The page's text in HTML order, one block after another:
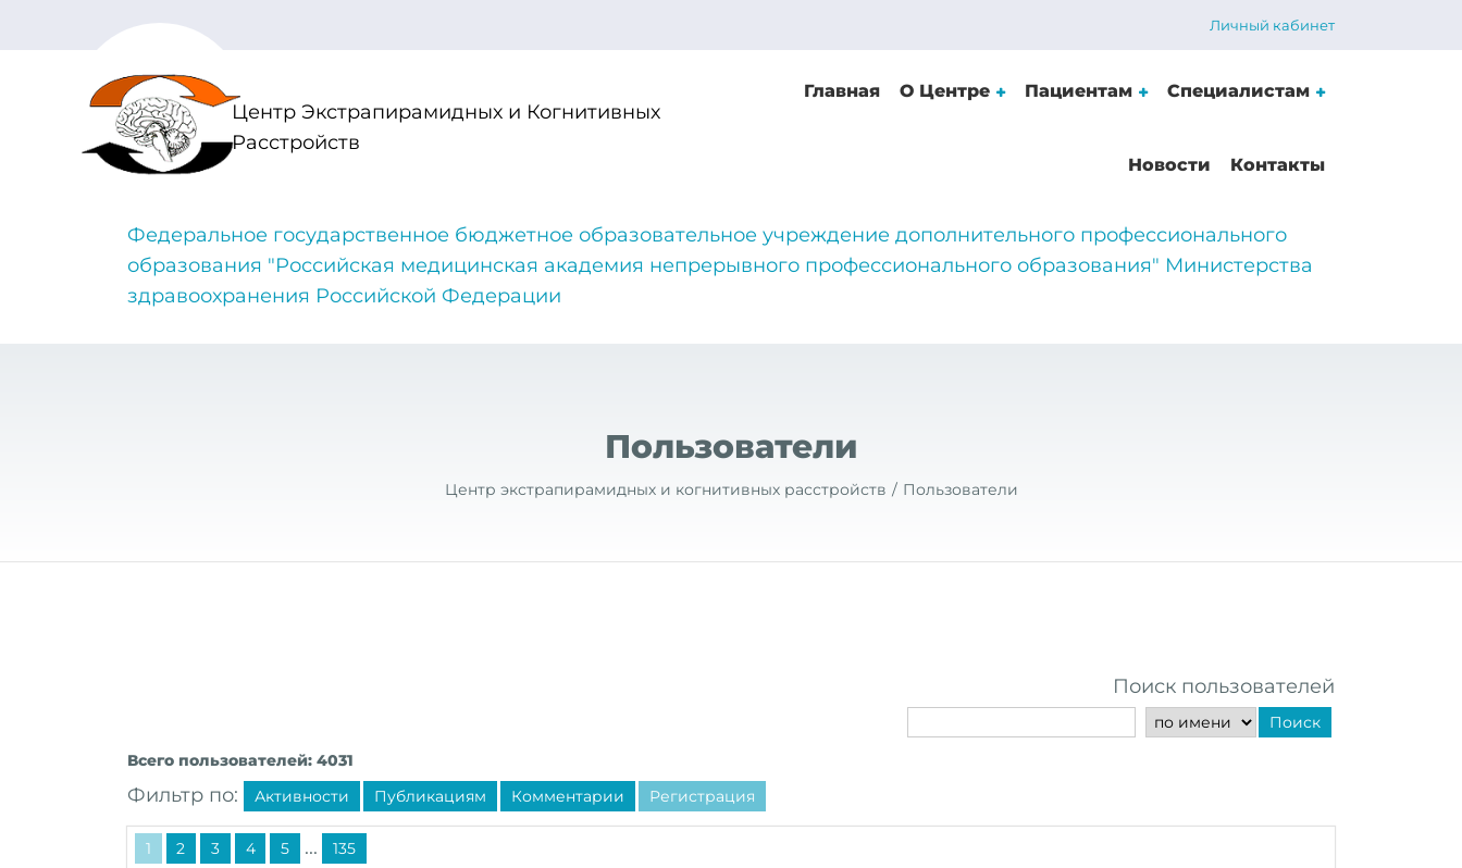
Личный кабинет
Центр Экстрапирамидных и Когнитивных
Расстройств
Главная О Центре Пациентам Специалистам
Новости Контакты
Федеральное государственное бюджетное образовательное учреждение дополнительного профессионального
образования "Российская медицинская академия непрерывного профессионального образования" Министерства
здравоохранения Российской Федерации
Пользователи
Центр экстрапирамидных и когнитивных расстройств Пользователи
Поиск пользователей
Поиск
Всего пользователей: 4031
Фильтр по: Активности Публикациям Комментарии Регистрация
1 2 3 4 5 ... 135